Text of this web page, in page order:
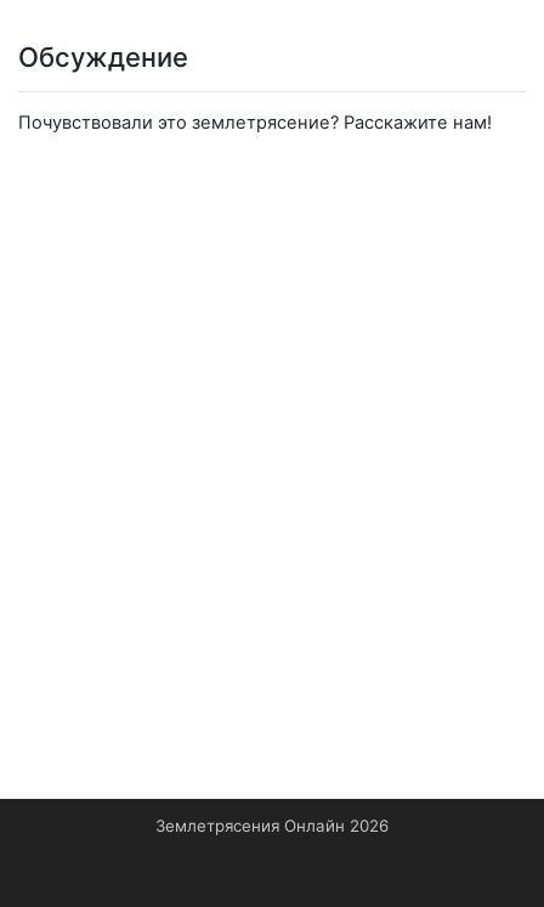
Обсуждение
Почувствовали это землетрясение? Расскажите нам!
Землетрясения Онлайн 2026